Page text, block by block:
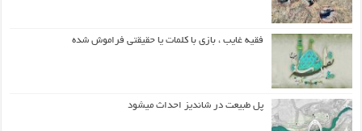
فقیه غایب ، بازی با کلمات یا حقیقتی فراموش شده
پل طبیعت در شاندیز احداث میشود